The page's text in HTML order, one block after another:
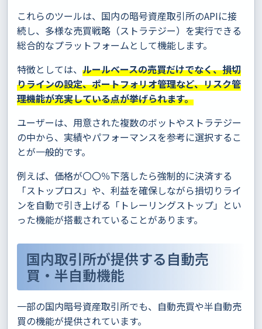
これらのツールは、国内の暗号資産取引所のAPIに接
続し、多様な売買戦略（ストラテジー）を実行できる
総合的なプラットフォームとして機能します。
特徴としては、 ルールベースの売買だけでなく、損切
りラインの設定、ポートフォリオ管理など、リスク管
理機能が充実している点が挙げられます。
ユーザーは、用意された複数のボットやストラテジー
の中から、実績やパフォーマンスを参考に選択するこ
とが一般的です。
例えば、価格が〇〇％下落したら強制的に決済する
「ストップロス」や、利益を確保しながら損切りライ
ンを自動で引き上げる「トレーリングストップ」とい
った機能が搭載されていることがあります。
国内取引所が提供する自動売
買・半自動機能
一部の国内暗号資産取引所でも、自動売買や半自動売
買の機能が提供されています。